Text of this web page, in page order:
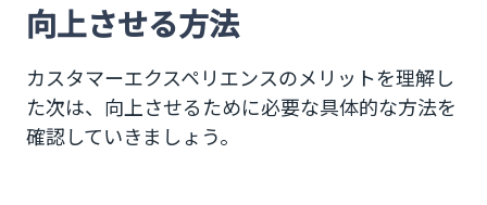
向上させる方法
カスタマーエクスペリエンスのメリットを理解し
た次は、向上させるために必要な具体的な方法を
確認していきましょう。